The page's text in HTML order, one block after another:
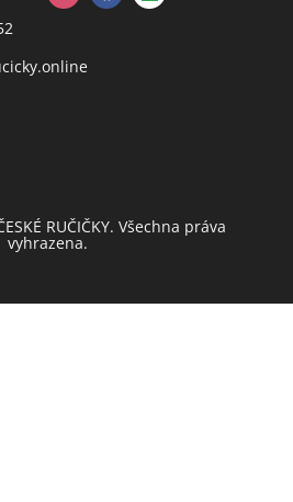
RUČIČKY. Všechna práva
vyhrazena.